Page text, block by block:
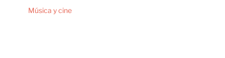
Música y cine